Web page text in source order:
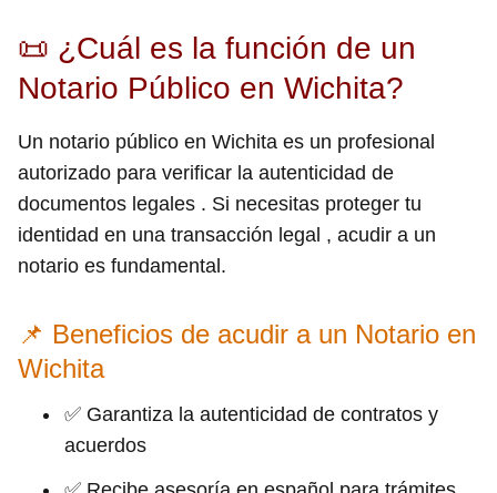
📜 ¿Cuál es la función de un
Notario Público en Wichita?
Un notario público en Wichita es un profesional
autorizado para verificar la autenticidad de
documentos legales . Si necesitas proteger tu
identidad en una transacción legal , acudir a un
notario es fundamental.
📌 Beneficios de acudir a un Notario en
Wichita
✅ Garantiza la autenticidad de contratos y
acuerdos